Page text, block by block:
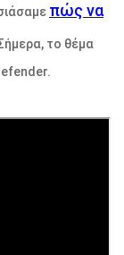
πώς να
το θέμα